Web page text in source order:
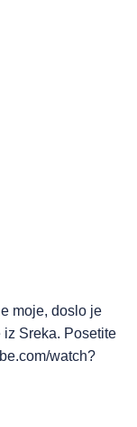
moje, doslo je
iz Sreka. Posetite
watch?